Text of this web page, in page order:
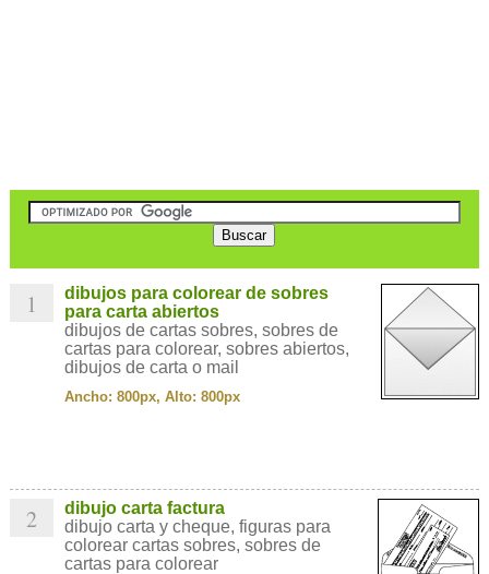
1
dibujos para colorear de sobres
para carta abiertos
dibujos de cartas sobres, sobres de
cartas para colorear, sobres abiertos,
dibujos de carta o mail
Ancho: 800px, Alto: 800px
2
dibujo carta factura
dibujo carta y cheque, figuras para
colorear cartas sobres, sobres de
cartas para colorear